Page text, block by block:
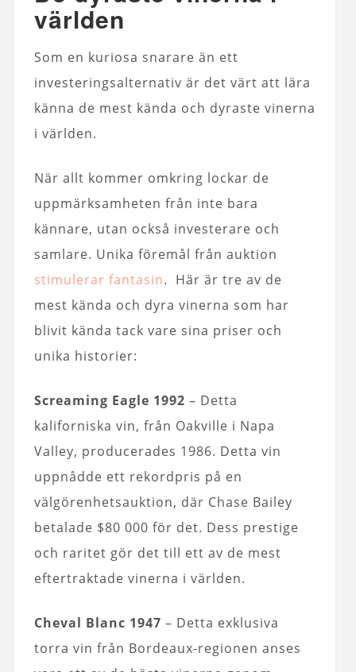
världen
Som en kuriosa snarare än ett
investeringsalternativ är det värt att lära
känna de mest kända och dyraste vinerna
i världen.
När allt kommer omkring lockar de
uppmärksamheten från inte bara
kännare, utan också investerare och
samlare. Unika föremål från auktion
stimulerar fantasin. Här är tre av de
mest kända och dyra vinerna som har
blivit kända tack vare sina priser och
unika historier:
Screaming Eagle 1992 – Detta
kaliforniska vin, från Oakville i Napa
Valley, producerades 1986. Detta vin
uppnådde ett rekordpris på en
välgörenhetsauktion, där Chase Bailey
betalade $80 000 för det. Dess prestige
och raritet gör det till ett av de mest
eftertraktade vinerna i världen.
Cheval Blanc 1947 – Detta exklusiva
torra vin från Bordeaux-regionen anses